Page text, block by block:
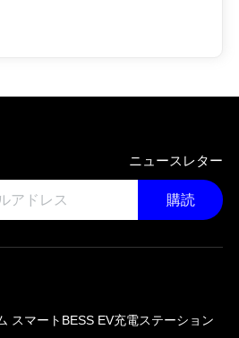
ニュースレター
購読
スマートBESS EV充電ステーション